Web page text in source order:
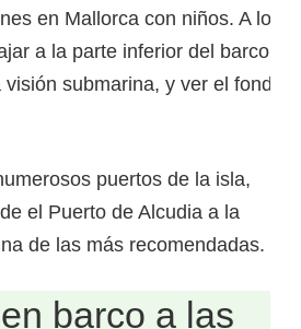
en Mallorca con niños. A los
a la parte inferior del barco
submarina, y ver el fondo
puertos de la isla,
el Puerto de Alcudia a la
de las más recomendadas.
barco a las